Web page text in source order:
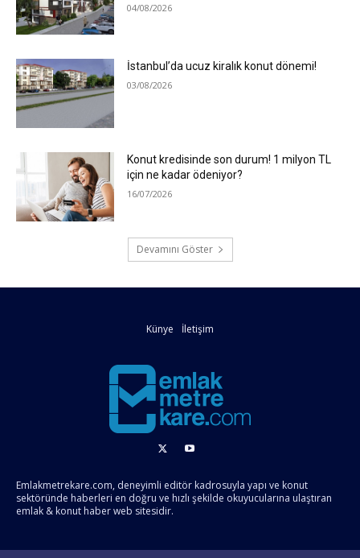
04/08/2026
İstanbul’da ucuz kiralık konut dönemi!
03/08/2026
Konut kredisinde son durum! 1 milyon TL
için ne kadar ödeniyor?
16/07/2026
Devamını Göster
Künye İletişim
Emlakmetrekare.com, deneyimli editör kadrosuyla yapı ve konut
sektöründe haberleri en doğru ve hızlı şekilde okuyucularına ulaştıran
emlak & konut haber web sitesidir.